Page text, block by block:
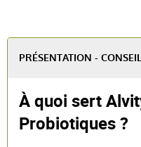
PRÉSENTATION -
À quoi sert
Probiotiques ?